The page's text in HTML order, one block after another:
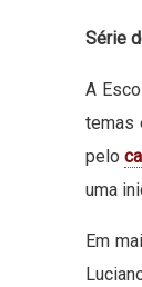
Série
A
temas
pelo
uma
Em